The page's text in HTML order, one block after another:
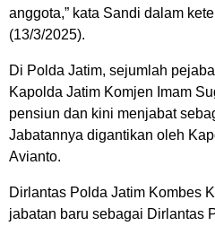
anggota,” kata Sandi dalam
(13/3/2025).
Di Polda Jatim, sejumlah
Kapolda Jatim Komjen Imam
pensiun dan kini menjabat
Jabatannya digantikan oleh
Avianto.
Dirlantas Polda Jatim Kombes
jabatan baru sebagai Dirlantas